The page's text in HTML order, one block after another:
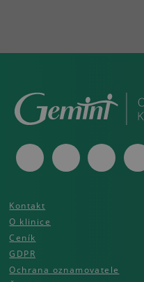
Kontakt
O klinice
Ceník
GDPR
Ochrana oznamovatele